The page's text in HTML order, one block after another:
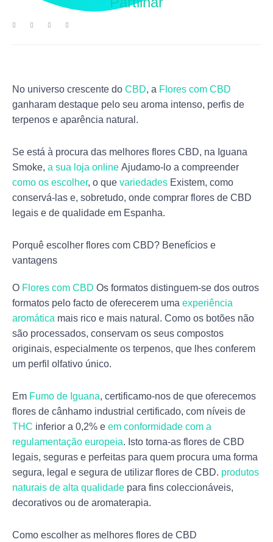
No universo crescente do CBD, a Flores com CBD
ganharam destaque pelo seu aroma intenso, perfis de
terpenos e aparência natural.
Se está à procura das melhores flores CBD, na Iguana
Smoke, a sua loja online Ajudamo-lo a compreender
como os escolher, o que variedades Existem, como
conservá-las e, sobretudo, onde comprar flores de CBD
legais e de qualidade em Espanha.
Porquê escolher flores com CBD? Benefícios e
vantagens
O Flores com CBD Os formatos distinguem-se dos outros
formatos pelo facto de oferecerem uma experiência
aromática mais rico e mais natural. Como os botões não
são processados, conservam os seus compostos
originais, especialmente os terpenos, que lhes conferem
um perfil olfativo único.
Em Fumo de Iguana, certificamo-nos de que oferecemos
flores de cânhamo industrial certificado, com níveis de
THC inferior a 0,2% e em conformidade com a
regulamentação europeia. Isto torna-as flores de CBD
legais, seguras e perfeitas para quem procura uma forma
segura, legal e segura de utilizar flores de CBD. produtos
naturais de alta qualidade para fins coleccionáveis,
decorativos ou de aromaterapia.
Como escolher as melhores flores de CBD